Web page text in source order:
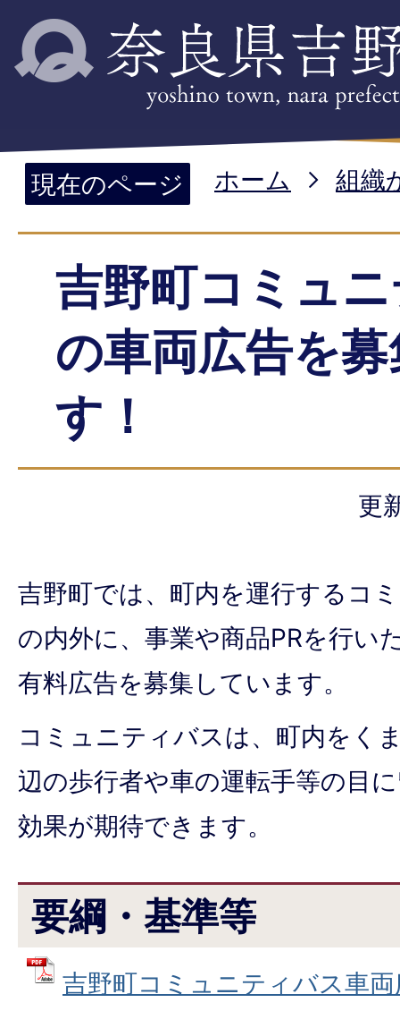
現在のページ ホーム 組織
吉野町コミュ
の車両広告を
す！
更
吉野町では、町内を運行するコ
の内外に、事業や商品PRを行い
有料広告を募集しています。
コミュニティバスは、町内をく
辺の歩行者や車の運転手等の目
効果が期待できます。
要綱・基準等
吉野町コミュニティバス車